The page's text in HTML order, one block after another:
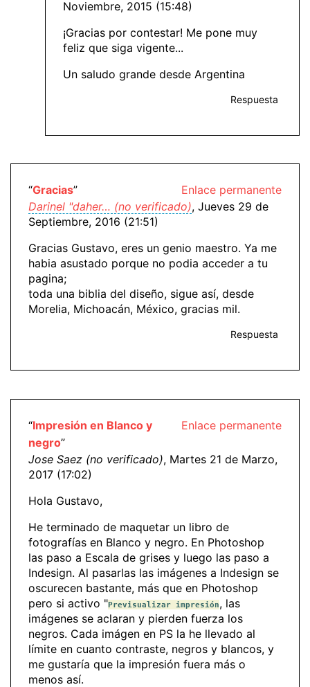
Noviembre, 2015 (15:48)
¡Gracias por contestar! Me pone muy
feliz que siga vigente...
Un saludo grande desde Argentina
Respuesta
Enlace permanente
“Gracias”
Darinel "daher… (no verificado), Jueves 29 de
Septiembre, 2016 (21:51)
Gracias Gustavo, eres un genio maestro. Ya me
habia asustado porque no podia acceder a tu
pagina;
toda una biblia del diseño, sigue así, desde
Morelia, Michoacán, México, gracias mil.
Respuesta
Enlace permanente
“Impresión en Blanco y
negro”
Jose Saez (no verificado), Martes 21 de Marzo,
2017 (17:02)
Hola Gustavo,
He terminado de maquetar un libro de
fotografías en Blanco y negro. En Photoshop
las paso a Escala de grises y luego las paso a
Indesign. Al pasarlas las imágenes a Indesign se
oscurecen bastante, más que en Photoshop
pero si activo "Previsualizar impresión, las
imágenes se aclaran y pierden fuerza los
negros. Cada imágen en PS la he llevado al
límite en cuanto contraste, negros y blancos, y
me gustaría que la impresión fuera más o
menos así.